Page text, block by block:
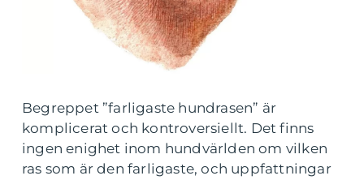
Begreppet ”farligaste hundrasen” är
komplicerat och kontroversiellt. Det finns
ingen enighet inom hundvärlden om vilken
ras som är den farligaste, och uppfattningar